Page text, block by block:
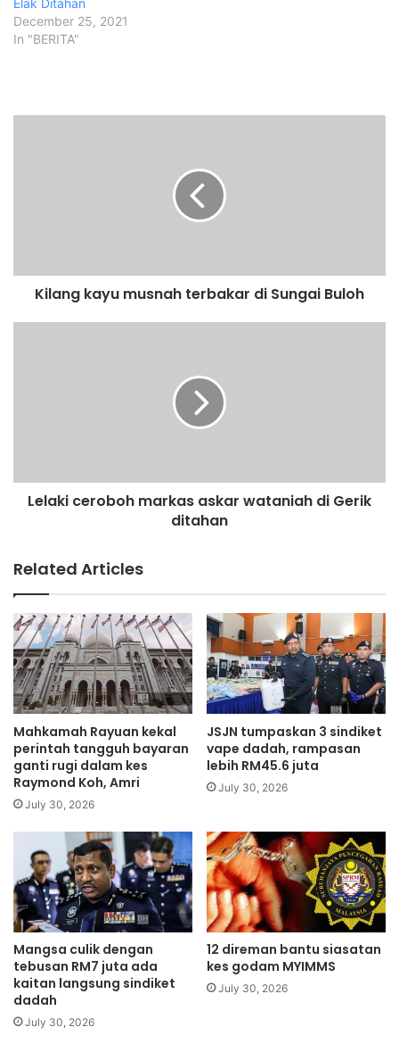
Elak Ditahan
December 25, 2021
In "BERITA"
y
b
d
i
S
u
n
g
a
i
B
u
l
o
h
Kilang kayu musnah terbakar di Sungai Buloh
r
m
a
r
k
a
s
a
s
k
a
r
w
a
a
h
d
i
G
e
r
i
Lelaki ceroboh markas askar wataniah di Gerik
ditahan
Related Articles
Mahkamah Rayuan kekal
perintah tangguh bayaran
ganti rugi dalam kes
Raymond Koh, Amri
July 30, 2026
JSJN tumpaskan 3 sindiket
vape dadah, rampasan
lebih RM45.6 juta
July 30, 2026
Mangsa culik dengan
tebusan RM7 juta ada
kaitan langsung sindiket
dadah
July 30, 2026
12 direman bantu siasatan
kes godam MYIMMS
July 30, 2026